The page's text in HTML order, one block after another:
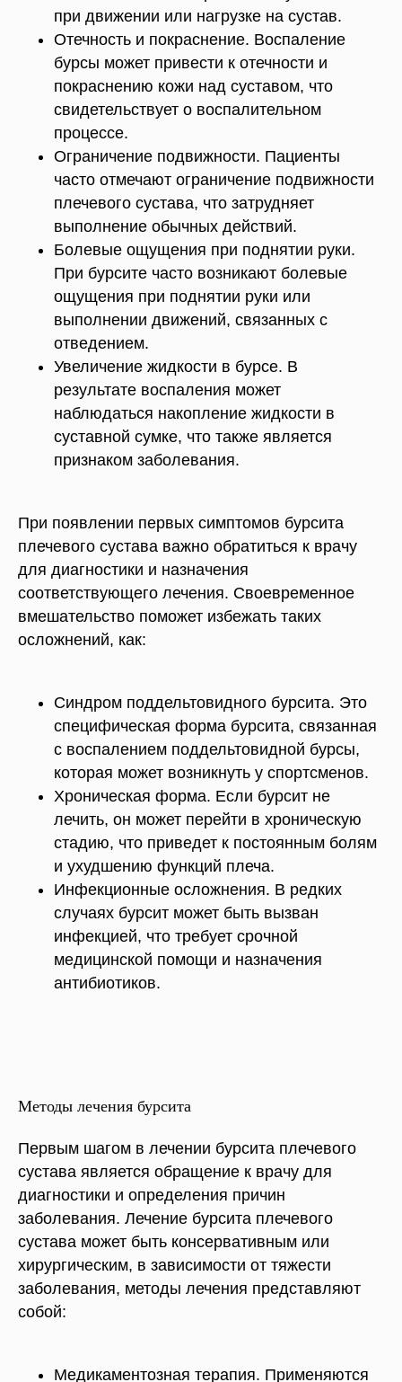
при движении или нагрузке на сустав.
Отечность и покраснение. Воспаление
бурсы может привести к отечности и
покраснению кожи над суставом, что
свидетельствует о воспалительном
процессе.
Ограничение подвижности. Пациенты
часто отмечают ограничение подвижности
плечевого сустава, что затрудняет
выполнение обычных действий.
Болевые ощущения при поднятии руки.
При бурсите часто возникают болевые
ощущения при поднятии руки или
выполнении движений, связанных с
отведением.
Увеличение жидкости в бурсе. В
результате воспаления может
наблюдаться накопление жидкости в
суставной сумке, что также является
признаком заболевания.
При появлении первых симптомов бурсита
плечевого сустава важно обратиться к врачу
для диагностики и назначения
соответствующего лечения. Своевременное
вмешательство поможет избежать таких
осложнений, как:
Синдром поддельтовидного бурсита. Это
специфическая форма бурсита, связанная
с воспалением поддельтовидной бурсы,
которая может возникнуть у спортсменов.
Хроническая форма. Если бурсит не
лечить, он может перейти в хроническую
стадию, что приведет к постоянным болям
и ухудшению функций плеча.
Инфекционные осложнения. В редких
случаях бурсит может быть вызван
инфекцией, что требует срочной
медицинской помощи и назначения
антибиотиков.
Методы лечения бурсита
Первым шагом в лечении бурсита плечевого
сустава является обращение к врачу для
диагностики и определения причин
заболевания. Лечение бурсита плечевого
сустава может быть консервативным или
хирургическим, в зависимости от тяжести
заболевания, методы лечения представляют
собой:
Медикаментозная терапия. Применяются